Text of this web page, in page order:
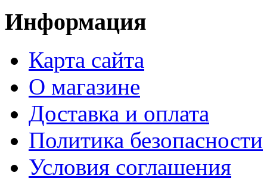
Информация
Карта сайта
О магазине
Доставка и оплата
Политика безопасности
Условия соглашения